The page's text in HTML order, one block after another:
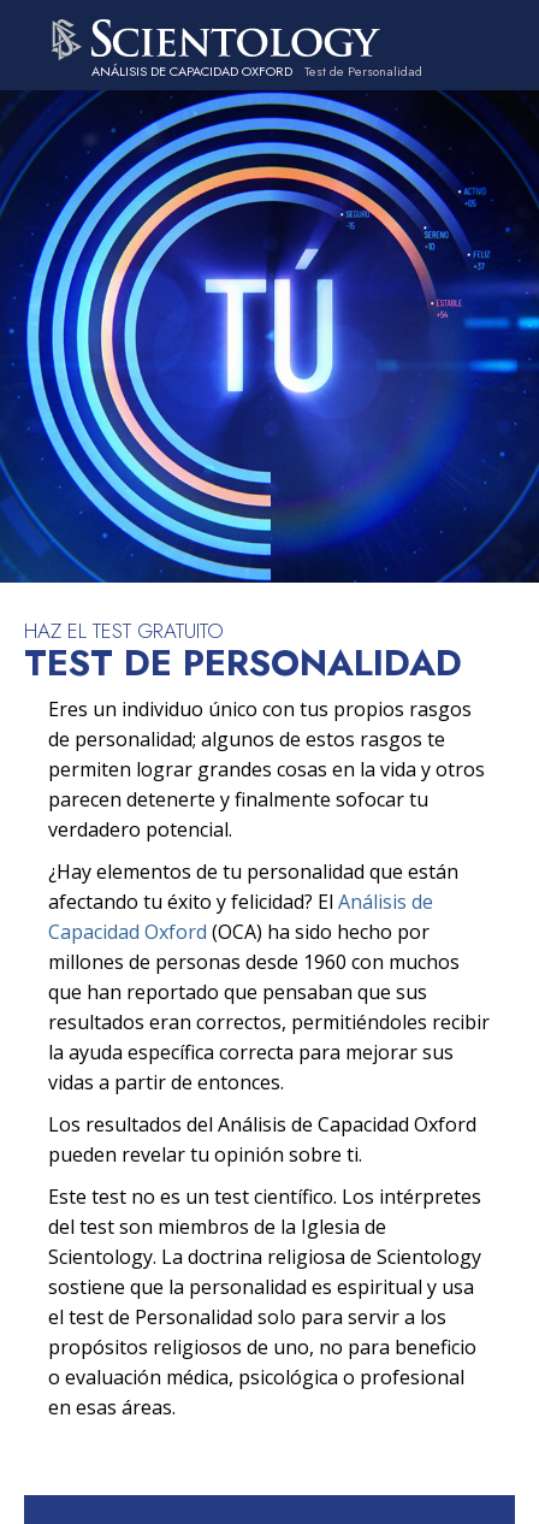
ANÁLISIS DE CAPACIDAD OXFORD Test de Personalidad
HAZ EL TEST GRATUITO
TEST DE PERSONALIDAD
Eres un individuo único con tus propios rasgos
de personalidad; algunos de estos rasgos te
permiten lograr grandes cosas en la vida y otros
parecen detenerte y finalmente sofocar tu
verdadero potencial.
¿Hay elementos de tu personalidad que están
afectando tu éxito y felicidad? El Análisis de
Capacidad Oxford (OCA) ha sido hecho por
millones de personas desde 1960 con muchos
que han reportado que pensaban que sus
resultados eran correctos, permitiéndoles recibir
la ayuda específica correcta para mejorar sus
vidas a partir de entonces.
Los resultados del Análisis de Capacidad Oxford
pueden revelar tu opinión sobre ti.
Este test no es un test científico. Los intérpretes
del test son miembros de la Iglesia de
Scientology. La doctrina religiosa de Scientology
sostiene que la personalidad es espiritual y usa
el test de Personalidad solo para servir a los
propósitos religiosos de uno, no para beneficio
o evaluación médica, psicológica o profesional
en esas áreas.